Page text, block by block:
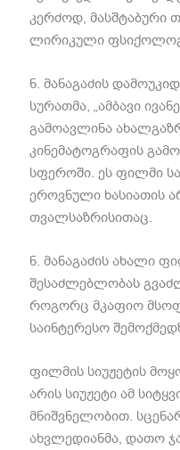
კერძოდ, მასშტაბური
ლირიკული
ნ. მანაგაძის
სურათმა, „ამბავი
გამოავლინა
კინემატოგრაფის
სფეროში. ეს ფილმი
ეროვნული ხასიათის
თვალსაზრისითაც.
ნ. მანაგაძის ახალი
შესაძლებლობას
როგორც მკაფიო
საინტერესო
ფილმის სიუჟეტის
არის სიუჟეტი ამ
მნიშვნელობით.
ახვლედიანმა, დათო